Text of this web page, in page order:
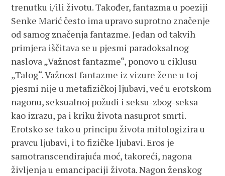
trenutku i/ili životu. Također, fantazma u poeziji
Senke Marić često ima upravo suprotno značenje
od samog značenja fantazme. Jedan od takvih
primjera iščitava se u pjesmi paradoksalnog
naslova „Važnost fantazme“, ponovo u ciklusu
„Talog“. Važnost fantazme iz vizure žene u toj
pjesmi nije u metafizičkoj ljubavi, već u erotskom
nagonu, seksualnoj požudi i seksu-zbog-seksa
kao izrazu, pa i kriku života nasuprot smrti.
Erotsko se tako u principu života mitologizira u
pravcu ljubavi, i to fizičke ljubavi. Eros je
samotranscendirajuća moć, takoreći, nagona
življenja u emancipaciji života. Nagon ženskog